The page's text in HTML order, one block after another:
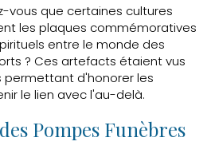
vous que certaines cultures
les plaques commémoratives
entre le monde des
? Ces artefacts étaient vus
d'honorer les
le lien avec l'au-delà.
Pompes Funèbres